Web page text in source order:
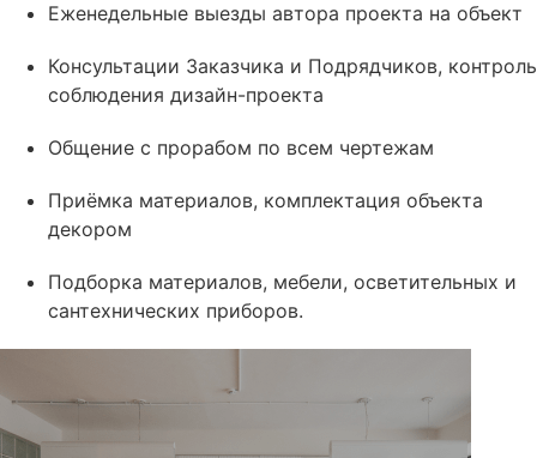
Еженедельные выезды автора проекта на объект
Консультации Заказчика и Подрядчиков, контроль
соблюдения дизайн-проекта
Общение с прорабом по всем чертежам
Приёмка материалов, комплектация объекта
декором
Подборка материалов, мебели, осветительных и
сантехнических приборов.